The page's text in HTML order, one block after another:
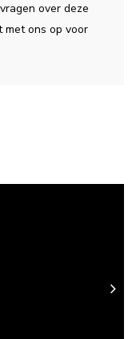
over deze
met ons op voor